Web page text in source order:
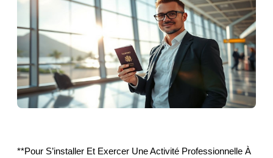
**Pour S’installer Et Exercer Une Activité Professionnelle À